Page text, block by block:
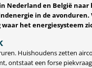
en België
in de
het energiesysteem
Huishoudens zetten
ontstaat een forse